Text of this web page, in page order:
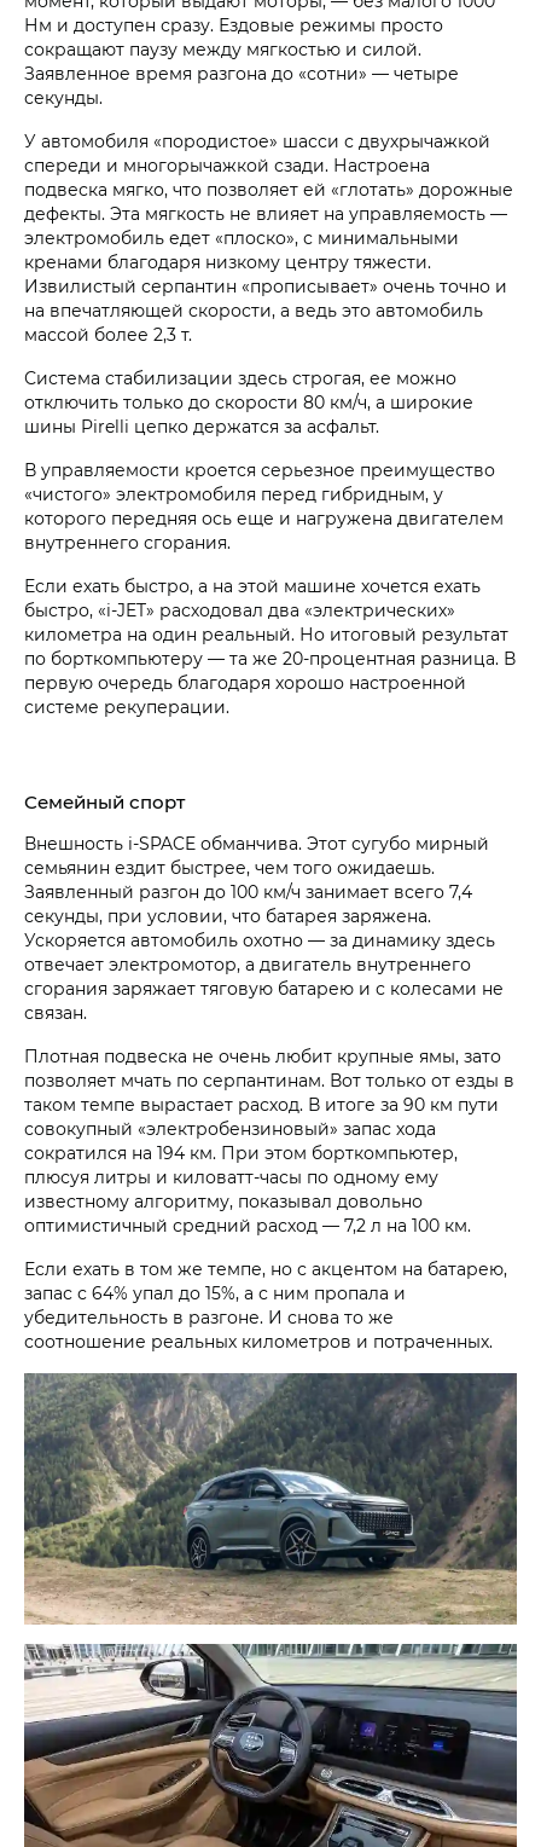
Нм и доступен сразу. Ездовые режимы просто
сокращают паузу между мягкостью и силой.
Заявленное время разгона до «сотни» — четыре
секунды.
У автомобиля «породистое» шасси с двухрычажкой
спереди и многорычажкой сзади. Настроена
подвеска мягко, что позволяет ей «глотать» дорожные
дефекты. Эта мягкость не влияет на управляемость —
электромобиль едет «плоско», с минимальными
кренами благодаря низкому центру тяжести.
Извилистый серпантин «прописывает» очень точно и
на впечатляющей скорости, а ведь это автомобиль
массой более 2,3 т.
Система стабилизации здесь строгая, ее можно
отключить только до скорости 80 км/ч, а широкие
шины Pirelli цепко держатся за асфальт.
В управляемости кроется серьезное преимущество
«чистого» электромобиля перед гибридным, у
которого передняя ось еще и нагружена двигателем
внутреннего сгорания.
Если ехать быстро, а на этой машине хочется ехать
быстро, «i‑JET» расходовал два «электрических»
километра на один реальный. Но итоговый результат
по борткомпьютеру — та же 20-процентная разница. В
первую очередь благодаря хорошо настроенной
системе рекуперации.
Семейный спорт
Внешность i‑SPACE обманчива. Этот сугубо мирный
семьянин ездит быстрее, чем того ожидаешь.
Заявленный разгон до 100 км/ч занимает всего 7,4
секунды, при условии, что батарея заряжена.
Ускоряется автомобиль охотно — за динамику здесь
отвечает электромотор, а двигатель внутреннего
сгорания заряжает тяговую батарею и с колесами не
связан.
Плотная подвеска не очень любит крупные ямы, зато
позволяет мчать по серпантинам. Вот только от езды в
таком темпе вырастает расход. В итоге за 90 км пути
совокупный «электробензиновый» запас хода
сократился на 194 км. При этом борткомпьютер,
плюсуя литры и киловатт-часы по одному ему
известному алгоритму, показывал довольно
оптимистичный средний расход — 7,2 л на 100 км.
Если ехать в том же темпе, но с акцентом на батарею,
запас с 64% упал до 15%, а с ним пропала и
убедительность в разгоне. И снова то же
соотношение реальных километров и потраченных.